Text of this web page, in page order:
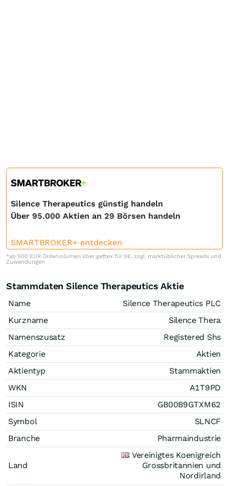
Silence Therapeutics günstig handeln
Über 95.000 Aktien an 29 Börsen handeln
SMARTBROKER+ entdecken
*ab 500 EUR Ordervolumen über gettex für 0€, zzgl. marktüblicher Spreads und
Zuwendungen
Stammdaten Silence Therapeutics Aktie
Name
Silence Therapeutics PLC
Kurzname
Silence Thera
Namenszusatz
Registered Shs
Kategorie
Aktien
Aktientyp
Stammaktien
WKN
A1T9PD
ISIN
GB00B9GTXM62
Symbol
SLNCF
Branche
Pharmaindustrie
Land
Vereinigtes Koenigreich
Grossbritannien und
Nordirland